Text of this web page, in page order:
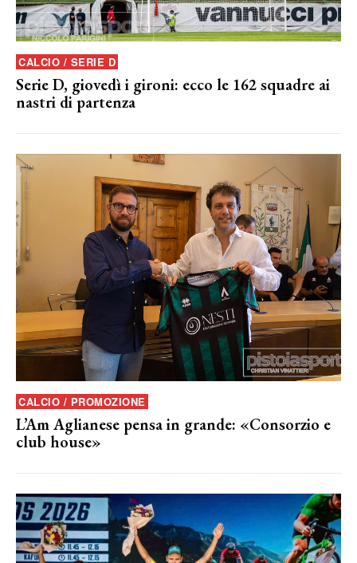
CALCIO / SERIE D
Serie D, giovedì i gironi: ecco le 162 squadre ai
nastri di partenza
CALCIO / PROMOZIONE
L’Am Aglianese pensa in grande: «Consorzio e
club house»